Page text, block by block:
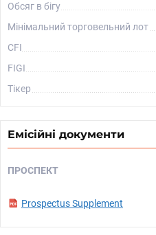
Обсяг в бігу
Мінімальний торговельний лот
CFI
FIGI
Тікер
Емісійні документи
ПРОСПЕКТ
Prospectus Supplement